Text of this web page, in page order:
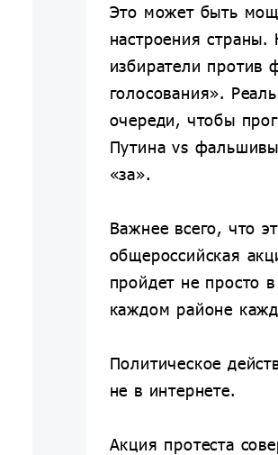
Это может быть
настроения
избиратели против
голосования».
очереди, чтобы
Путина vs
«за».
Важнее всего, что
общероссийская
пройдет не просто
каждом районе
Политическое
не в интернете.
Акция протеста